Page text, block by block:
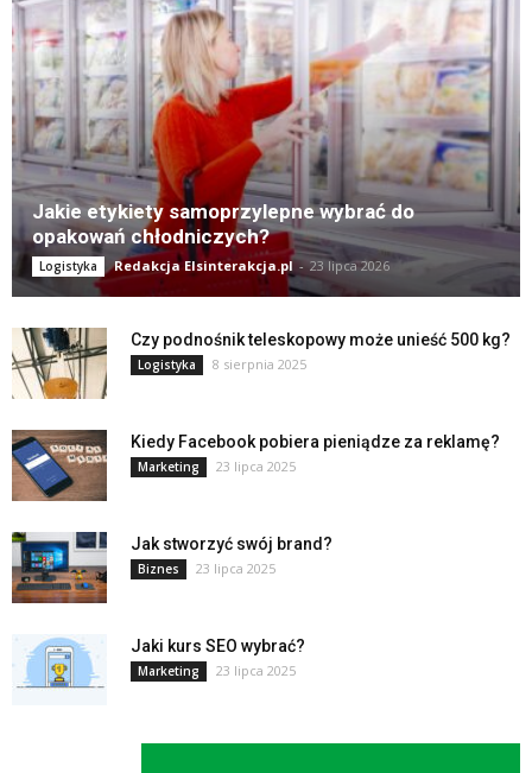
Jakie etykiety samoprzylepne wybrać do
opakowań chłodniczych?
Logistyka Redakcja Elsinterakcja.pl - 23 lipca 2026
Czy podnośnik teleskopowy może unieść 500 kg?
Logistyka 8 sierpnia 2025
Kiedy Facebook pobiera pieniądze za reklamę?
Marketing 23 lipca 2025
Jak stworzyć swój brand?
Biznes 23 lipca 2025
Jaki kurs SEO wybrać?
Marketing 23 lipca 2025